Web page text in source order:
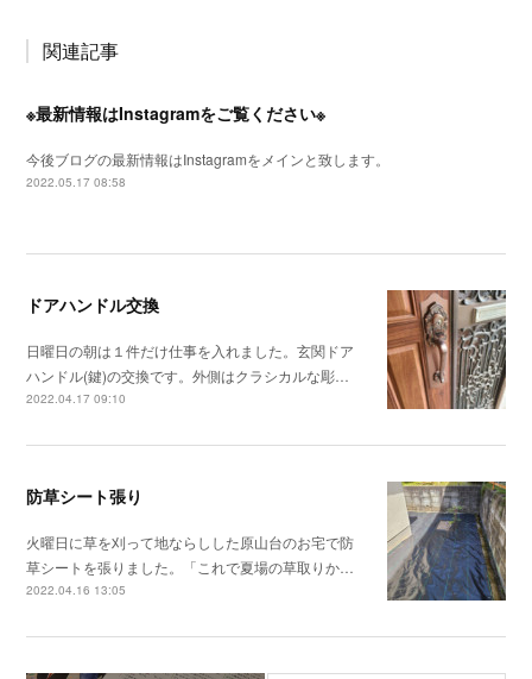
関連記事
※最新情報はInstagramをご覧ください※
今後ブログの最新情報はInstagramをメインと致します。
2022.05.17 08:58
ドアハンドル交換
日曜日の朝は１件だけ仕事を入れました。玄関ドア
ハンドル(鍵)の交換です。外側はクラシカルな彫…
2022.04.17 09:10
防草シート張り
火曜日に草を刈って地ならしした原山台のお宅で防
草シートを張りました。「これで夏場の草取りか…
2022.04.16 13:05